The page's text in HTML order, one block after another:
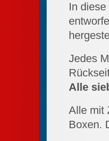
In
Jedes
Alle
Alle mit
Boxen.